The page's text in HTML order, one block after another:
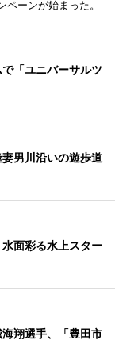
ーンが始まった。
「ユニバーサルツ
男川沿いの遊歩道
面彩る水上スター
翔選手、「豊田市